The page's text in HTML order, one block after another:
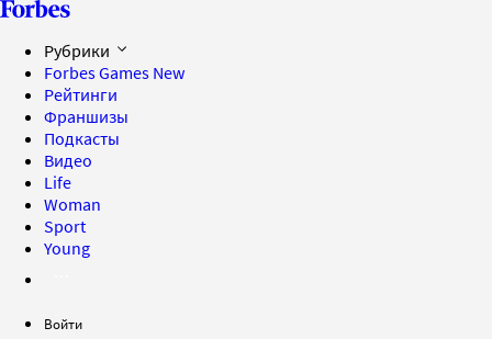
Рубрики
Forbes Games New
Рейтинги
Франшизы
Подкасты
Видео
Life
Woman
Sport
Young
Войти